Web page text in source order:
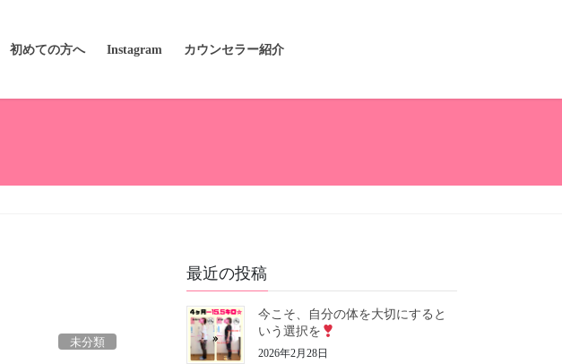
初めての方へ Instagram カウンセラー紹介
未分類
最近の投稿
今こそ、自分の体を大切にすると
いう選択を
2026年2月28日